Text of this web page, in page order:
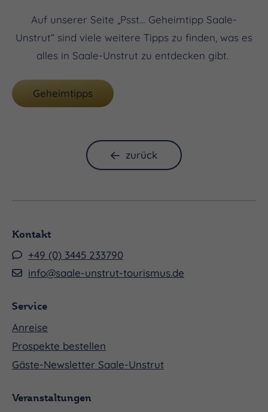
Auf unserer Seite „Psst… Geheimtipp Saale-
Unstrut“ sind viele weitere Tipps zu finden, was es
alles in Saale-Unstrut zu entdecken gibt.
Geheimtipps
zurück
Kontakt
+49 (0) 3445 233790
info@saale-unstrut-tourismus.de
Service
Anreise
Prospekte bestellen
Gäste-Newsletter Saale-Unstrut
Veranstaltungen